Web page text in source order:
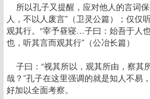
所以孔子又提醒，应对他人的言词
人，不以人废言”（卫灵公篇）；仅仅
观其行。“宰予昼寝…子曰：始吾于人
也，听其言而观其行”（公冶长篇）
子曰：“视其所以，观其所由，察其
哉？”孔子在这里强调的就是知人不易
好加以全面考察。